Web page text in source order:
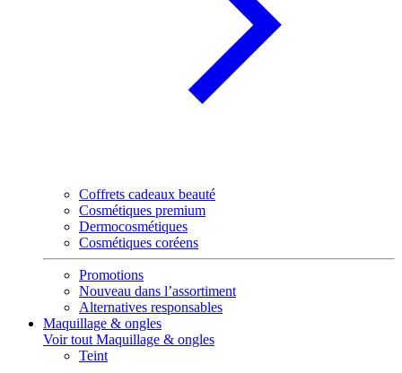
Coffrets cadeaux beauté
Cosmétiques premium
Dermocosmétiques
Cosmétiques coréens
Promotions
Nouveau dans l’assortiment
Alternatives responsables
Maquillage & ongles
Voir tout Maquillage & ongles
Teint